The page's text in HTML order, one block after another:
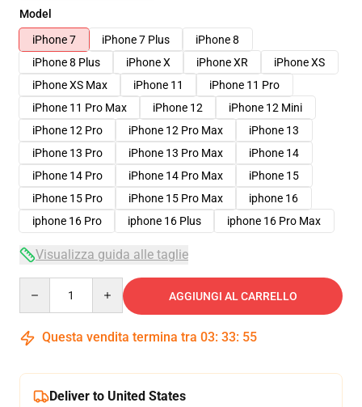
Model
iPhone 7
iPhone 7 Plus
iPhone 8
iPhone 8 Plus
iPhone X iPhone XR
iPhone XS
iPhone XS Max
iPhone 11
iPhone 11 Pro
iPhone 11 Pro Max
iPhone 12
iPhone 12 Mini
iPhone 12 Pro
iPhone 12 Pro Max
iPhone 13
iPhone 13 Pro
iPhone 13 Pro Max
iPhone 14
iPhone 14 Pro
iPhone 14 Pro Max
iPhone 15
iPhone 15 Pro
iPhone 15 Pro Max
iphone 16
iphone 16 Pro
iphone 16 Plus iphone 16 Pro Max
Visualizza guida alle taglie
AGGIUNGI AL CARRELLO
Questa vendita termina tra 03: 33: 54
Deliver to United States